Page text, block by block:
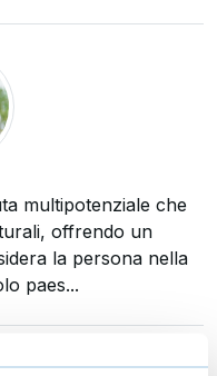
multipotenziale che
offrendo un
la persona nella
paes...